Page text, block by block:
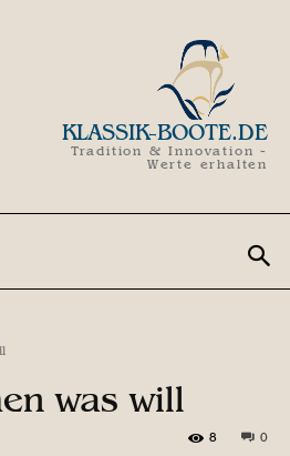
KLASSIK-BOOTE.DE
Tradition & Innovation -
Werte erhalten
was will
0
8